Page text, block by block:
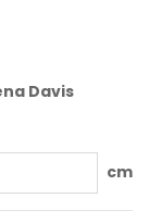
Davis
cm